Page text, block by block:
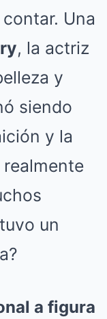
Una
, la actriz
y
siendo
y la
tuvo un
a figura